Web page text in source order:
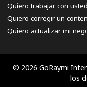
Quiero trabajar con
Quiero corregir un
Quiero actualizar mi
© 2026 GoRaymi
los